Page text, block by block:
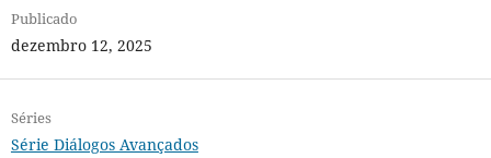
Publicado
dezembro 12, 2025
Séries
Série Diálogos Avançados